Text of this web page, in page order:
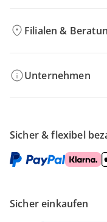
Filialen &
Unternehmen
Sicher & flexibel
Sicher einkaufen